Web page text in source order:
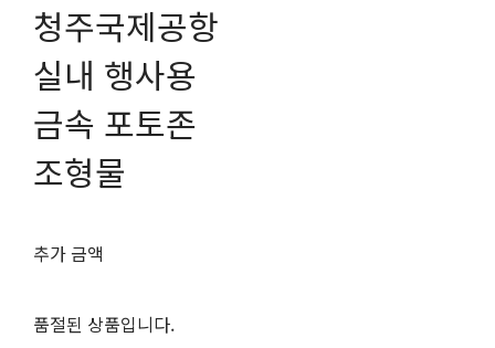
청주국제공항
실내 행사용
금속 포토존
조형물
추가 금액
품절된 상품입니다.